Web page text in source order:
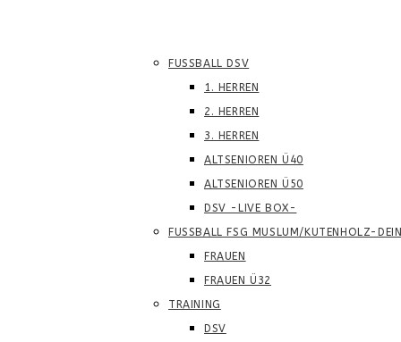
FUSSBALL DSV
1. HERREN
2. HERREN
3. HERREN
ALTSENIOREN Ü40
ALTSENIOREN Ü50
DSV -LIVE BOX-
FUSSBALL FSG MUSLUM/KUTENHOLZ-
FRAUEN
FRAUEN Ü32
TRAINING
DSV